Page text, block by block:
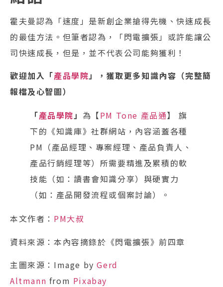
霍夫曼認為「速度」是新創企業搶得先機、快速成長
的最佳方法。但筆者認為，「閃電擴張」或許能讓公
司快速成長，但是，並不代表公司能夠獲利！
歡迎加入「產品學院」，獲取更多知識內容（完整簡
報檔及心智圖）
「產品學院」 為【PM Tone 產品通】 旗
下的《知識庫》社群網站，內容涵蓋各種
PM（產品經理、專案經理、產品負責人、
產品行銷經理等）所需要精進及累積的軟
技能（如：讀書會知識分享）與硬實力
（如：產品開發流程或個案討論）。
本文作者： PM大叔
資料來源：本內容摘錄於《閃電擴張》前四章
主圖來源：Image byGerd
Altmann from Pixabay